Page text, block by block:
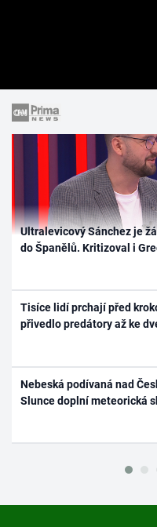
Ultralevicový Sánchez je
do Španělů. Kritizoval i
Tisíce lidí prchají před
přivedlo predátory až ke
Nebeská podívaná nad
Slunce doplní meteorická